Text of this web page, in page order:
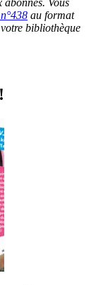
Vous
au format
bibliothèque